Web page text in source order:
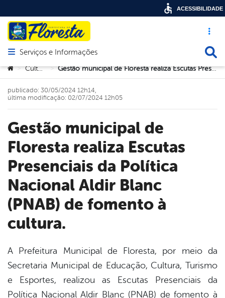
Acesso
Abrir menu principal de navegação
Serviços e Informações
Você está aqui:
> Cultura > Gestão municipal de Floresta realiza Escutas Presenciais da Política Nacional Aldir Blanc (PNAB) de fomento à cultura.
Gestão municipal de
Floresta realiza Escutas
Presenciais da Política
Nacional Aldir Blanc
(PNAB) de fomento à
cultura.
publicado: 30/05/2024 12h14,
última modificação: 02/07/2024 12h05
A Prefeitura Municipal de Floresta, por meio da
Secretaria Municipal de Educação, Cultura, Turismo
e Esportes, realizou as Escutas Presenciais da
Política Nacional Aldir Blanc (PNAB) de fomento à
ACESSIBILIDADE